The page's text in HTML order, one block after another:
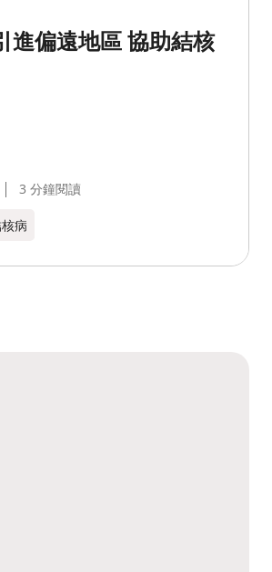
進偏遠地區 協助結核
3 分鐘閱讀
病